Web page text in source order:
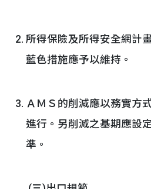
所得保險及所得安全網計
藍色措施應予以維持。
ＡＭＳ的削減應以務實方
進行。另削減之基期應設
準。